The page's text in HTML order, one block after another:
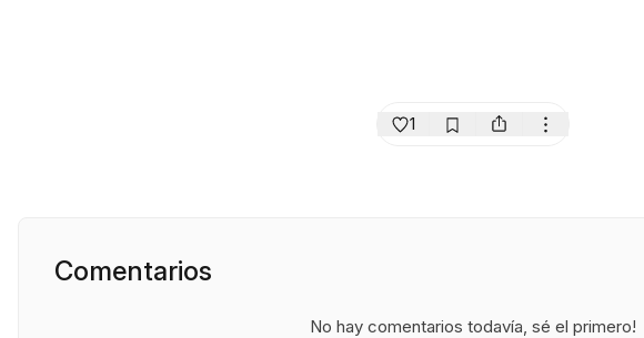
1
Comentarios
No hay comentarios todavía, sé el primero!